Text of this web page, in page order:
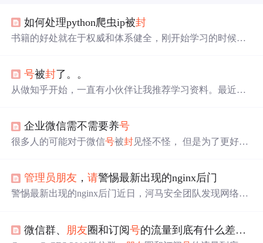
如何处理python爬虫ip被封
书籍的好处就在于权威和体系健全，刚开始学习的时候你
术书籍也是每个程序员必经之路。Python所有方向路线就
是把Python常用的技术点做整理，形成各个领域的知识点
的，要学会跟着一起敲，要动手实操，才能将自己的所学
运用到实际当中去，这时候可以搞点实战案例来学习。工
欲善其事必先利其器。
号被封了。。
从做知乎开始，一直有小伙伴让我推荐学习资料。最近我
微信强制下线，说我恶意营销，也是挺无语...
企业微信需不需要养号
很多人的可能对于微信号被封见怪不怪， 但是为了更好低
重申做一个2000+好友的微信号也是十分不容易的， 那么
如果是企业微信账号需要养吗? 一、为什么个人微信和企
黄赌毒等政治相关的敏感话题违反了微信的规则。 第二，
有太明显的营销痕迹，比如夸大宣传，诱导或催促客户购
管理员 朋友 ，请警惕最新出现的nginx后门
警惕最新出现的nginx后门近日，河马安全团队发现网络上
的查杀。请 广大站长...
微信群、 朋友圈和订阅号的流量到底有什么差异？